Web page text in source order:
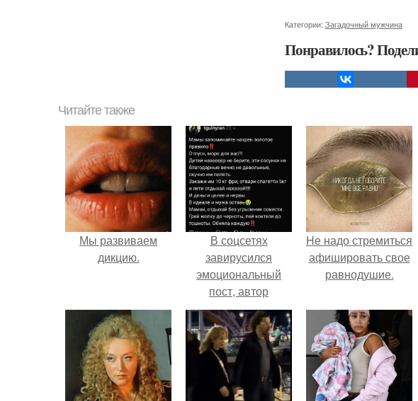
Категории: Загадочный мужчина
Понравилось?
Читайте также
Мы развиваем
дикцию.
В соцсетях
завирусился
эмоциональный
пост, автор
которого призвала
матерей отдыхать
без детей и не
испытывать
чувство вины.
Hе надо стремиться
афишировать свое
равнодушие.